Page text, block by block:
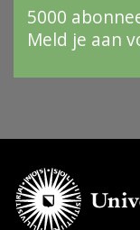
5000
Meld je aan